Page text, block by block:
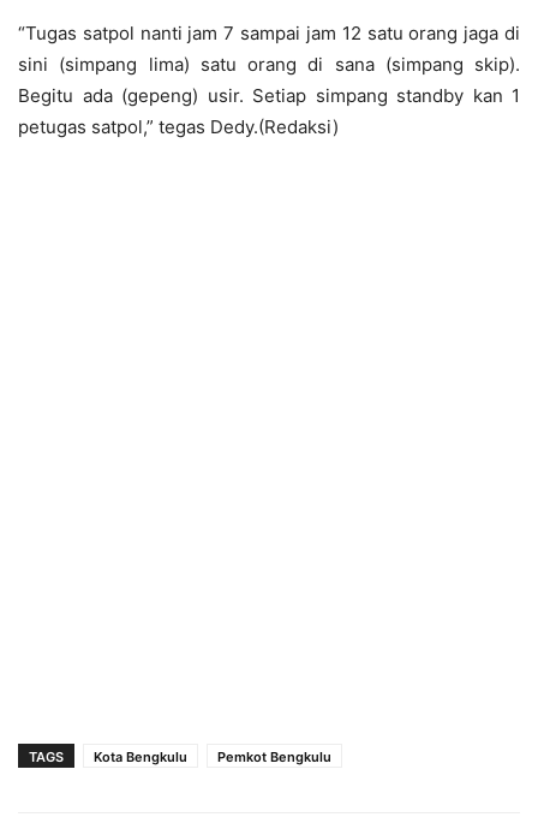
“Tugas satpol nanti jam 7 sampai jam 12 satu orang jaga di
sini (simpang lima) satu orang di sana (simpang skip).
Begitu ada (gepeng) usir. Setiap simpang standby kan 1
petugas satpol,” tegas Dedy.(Redaksi)
TAGS Kota Bengkulu Pemkot Bengkulu